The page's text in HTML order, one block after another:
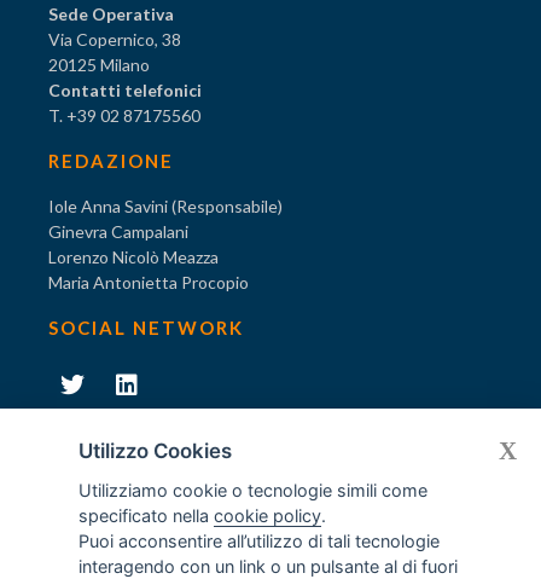
Sede Operativa
Via Copernico, 38
20125 Milano
Contatti telefonici
T. +39 02 87175560
REDAZIONE
Iole Anna Savini (Responsabile)
Ginevra Campalani
Lorenzo Nicolò Meazza
Maria Antonietta Procopio
SOCIAL NETWORK
Diventa socio di AODV
© Tutti i diritti riservati AODV231- ® Marchio registrato
Utilizzo Cookies
Utilizziamo cookie o tecnologie simili come
specificato nellacookie policy.
Puoi acconsentire all’utilizzo di tali tecnologie
interagendo con un link o un pulsante al di fuori
X